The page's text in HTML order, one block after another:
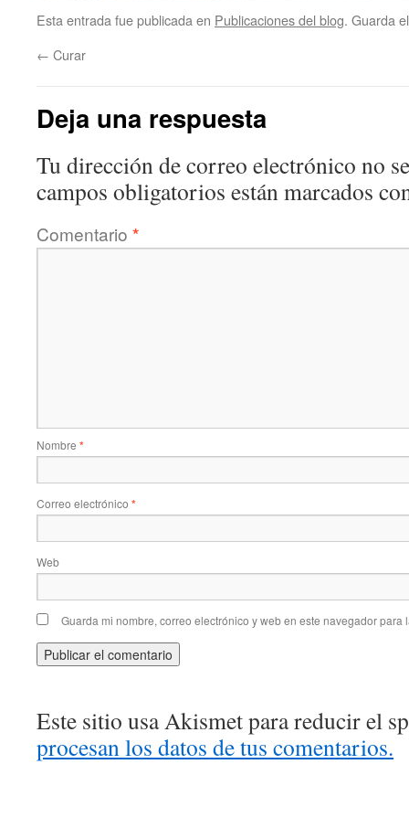
Esta entrada fue publicada en Publicaciones del blog. Guarda
← Curar
Deja una respuesta
Tu dirección de correo electrónico no
campos obligatorios están marcados
Comentario *
Nombre *
Correo electrónico *
Web
Guarda mi nombre, correo electrónico y web en este navegador para
Este sitio usa Akismet para reducir el
procesan los datos de tus comentarios.